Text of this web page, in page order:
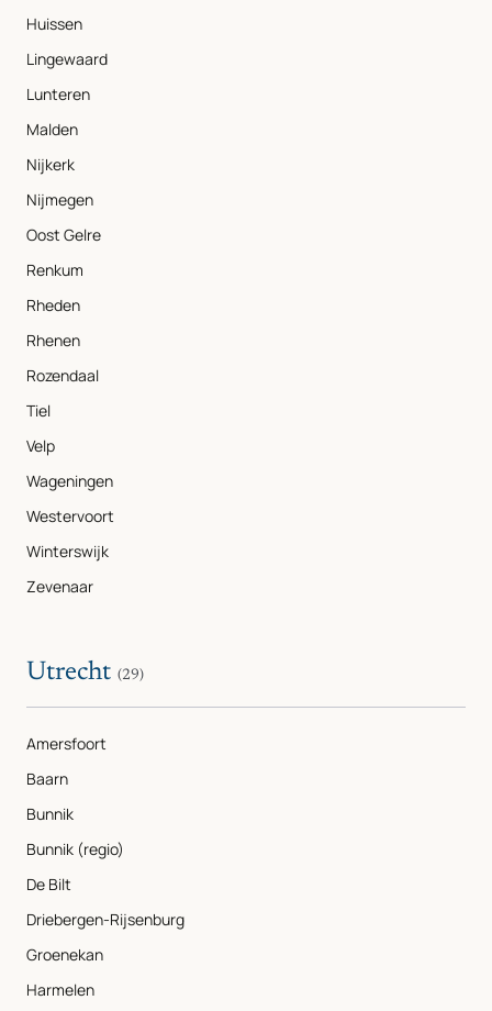
Huissen
Lingewaard
Lunteren
Malden
Nijkerk
Nijmegen
Oost Gelre
Renkum
Rheden
Rhenen
Rozendaal
Tiel
Velp
Wageningen
Westervoort
Winterswijk
Zevenaar
Utrecht (29)
Amersfoort
Baarn
Bunnik
Bunnik (regio)
De Bilt
Driebergen-Rijsenburg
Groenekan
Harmelen